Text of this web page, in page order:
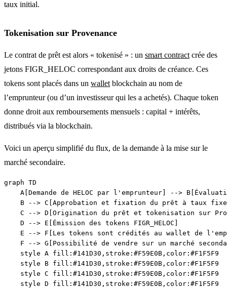
taux initial.
Tokenisation sur Provenance
Le contrat de prêt est alors « tokenisé » : un smart contract crée des
jetons FIGR_HELOC correspondant aux droits de créance. Ces
tokens sont placés dans un wallet blockchain au nom de
l’emprunteur (ou d’un investisseur qui les a achetés). Chaque token
donne droit aux remboursements mensuels : capital + intérêts,
distribués via la blockchain.
Voici un aperçu simplifié du flux, de la demande à la mise sur le
marché secondaire.
graph TD
A[Demande de HELOC par l'emprunteur] -->
B --> C[Approbation et fixation du prêt à taux
C --> D[Origination du prêt et tokenisation sur
    D --> E[Émission des tokens FIGR_HELOC]
E --> F[Les tokens sont crédités au wallet de
F --> G[Possibilité de vendre sur un marché
    style A fill:#141D30,stroke:#F59E0B,color:#F1F5F9
    style B fill:#141D30,stroke:#F59E0B,color:#F1F5F9
    style C fill:#141D30,stroke:#F59E0B,color:#F1F5F9
    style D fill:#141D30,stroke:#F59E0B,color:#F1F5F9